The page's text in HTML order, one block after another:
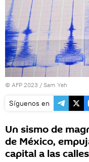
© AFP 2023 / Sam Yeh
Síguenos en
Un sismo de
de México,
capital a las